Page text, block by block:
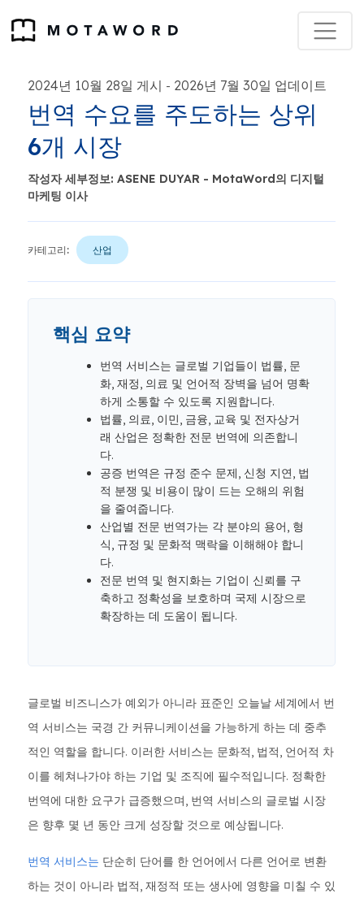
2024년 10월 28일 게시 - 2026년 7월 30일 업데이트
번역 수요를 주도하는 상위
6개 시장
작성자 세부정보: ASENE DUYAR - MotaWord의 디지털
마케팅 이사
카테고리: 산업
핵심 요약
번역 서비스는 글로벌 기업들이 법률, 문
화, 재정, 의료 및 언어적 장벽을 넘어 명확
하게 소통할 수 있도록 지원합니다.
법률, 의료, 이민, 금융, 교육 및 전자상거
래 산업은 정확한 전문 번역에 의존합니
다.
공증 번역은 규정 준수 문제, 신청 지연, 법
적 분쟁 및 비용이 많이 드는 오해의 위험
을 줄여줍니다.
산업별 전문 번역가는 각 분야의 용어, 형
식, 규정 및 문화적 맥락을 이해해야 합니
다.
전문 번역 및 현지화는 기업이 신뢰를 구
축하고 정확성을 보호하며 국제 시장으로
확장하는 데 도움이 됩니다.
글로벌 비즈니스가 예외가 아니라 표준인 오늘날 세계에서 번
역 서비스는 국경 간 커뮤니케이션을 가능하게 하는 데 중추
적인 역할을 합니다. 이러한 서비스는 문화적, 법적, 언어적 차
이를 헤쳐나가야 하는 기업 및 조직에 필수적입니다. 정확한
번역에 대한 요구가 급증했으며, 번역 서비스의 글로벌 시장
은 향후 몇 년 동안 크게 성장할 것으로 예상됩니다.
번역 서비스는 단순히 단어를 한 언어에서 다른 언어로 변환
하는 것이 아니라 법적, 재정적 또는 생사에 영향을 미칠 수 있